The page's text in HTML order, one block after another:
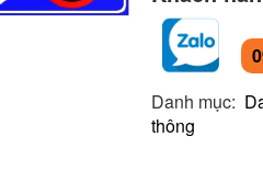
Danh mục:
thông